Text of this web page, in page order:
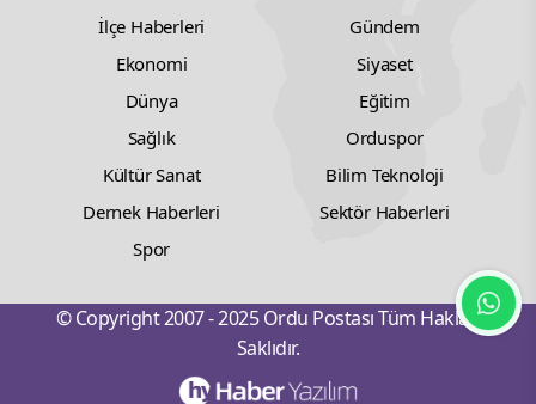
İlçe Haberleri
Gündem
Ekonomi
Siyaset
Dünya
Eğitim
Sağlık
Orduspor
Kültür Sanat
Bilim Teknoloji
Dernek Haberleri
Sektör Haberleri
Spor
© Copyright 2007 - 2025 Ordu Postası Tüm Hakları
Saklıdır.